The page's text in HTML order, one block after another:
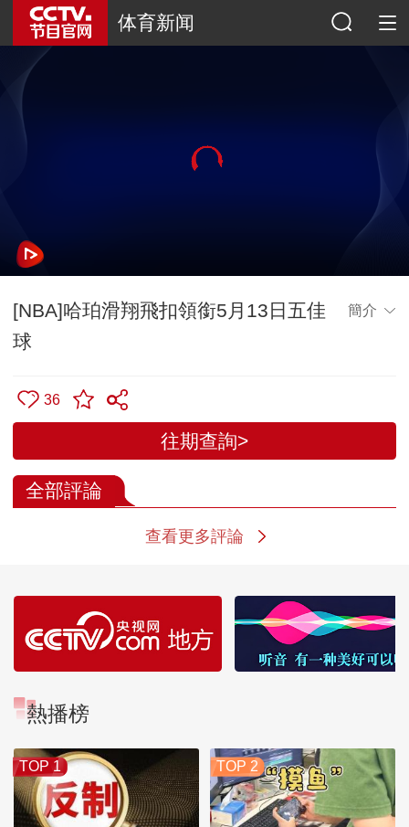
体育新闻
[NBA]哈珀滑翔飛扣領銜5月13日五佳
球
簡介
36
往期查詢>
全部評論
查看更多評論
熱播榜
TOP 1 TOP 2